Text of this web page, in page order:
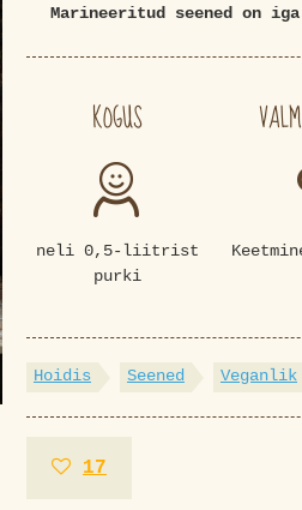
Marineeritud seened on
KOGUS
neli 0,5-liitrist
purki
Hoidis Seened Veganlik
17